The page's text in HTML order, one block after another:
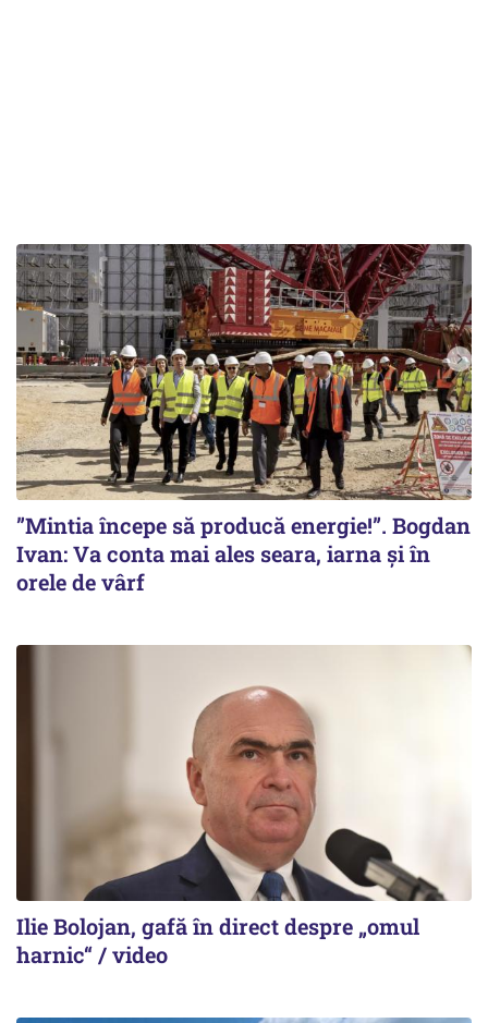
”Mintia începe să producă energie!”. Bogdan
Ivan: Va conta mai ales seara, iarna și în
orele de vârf
Ilie Bolojan, gafă în direct despre „omul
harnic“ / video